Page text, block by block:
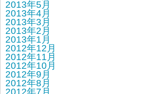
2013年5月
2013年4月
2013年3月
2013年2月
2013年1月
2012年12月
2012年11月
2012年10月
2012年9月
2012年8月
2012年7月